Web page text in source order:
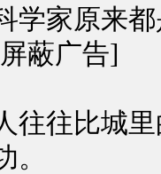
学家原来
蔽广告]
往往比城